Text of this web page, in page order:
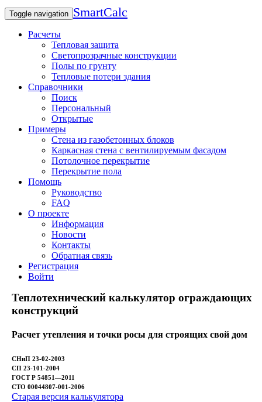
Toggle navigation SmartCalc
Расчеты
Тепловая защита
Светопрозрачные конструкции
Полы по грунту
Тепловые потери здания
Справочники
Поиск
Персональный
Открытые
Примеры
Стена из газобетонных блоков
Каркасная стена с вентилируемым фасадом
Потолочное перекрытие
Перекрытие пола
Помощь
Руководство
FAQ
О проекте
Информация
Новости
Контакты
Обратная связь
Регистрация
Войти
Теплотехнический калькулятор ограждающих
конструкций
Расчет утепления и точки росы для строящих свой дом
СНиП 23-02-2003
СП 23-101-2004
ГОСТ Р 54851—2011
СТО 00044807-001-2006
Старая версия калькулятора